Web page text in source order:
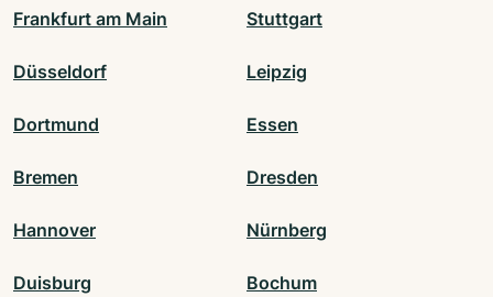
Frankfurt am Main Stuttgart
Düsseldorf Leipzig
Dortmund Essen
Bremen Dresden
Hannover Nürnberg
Duisburg Bochum